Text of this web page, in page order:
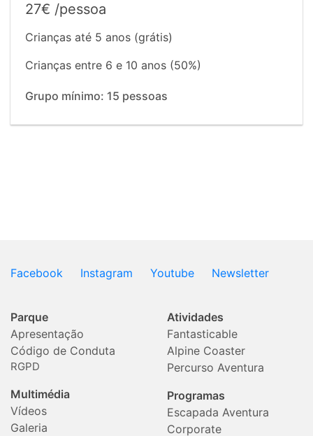
27€ /pessoa
Crianças até 5 anos (grátis)
Crianças entre 6 e 10 anos (50%)
Grupo mínimo: 15 pessoas
Facebook Instagram Youtube Newsletter
Parque
Apresentação
Código de Conduta
RGPD
Multimédia
Vídeos
Galeria
Atividades
Fantasticable
Alpine Coaster
Percurso Aventura
Programas
Escapada Aventura
Corporate